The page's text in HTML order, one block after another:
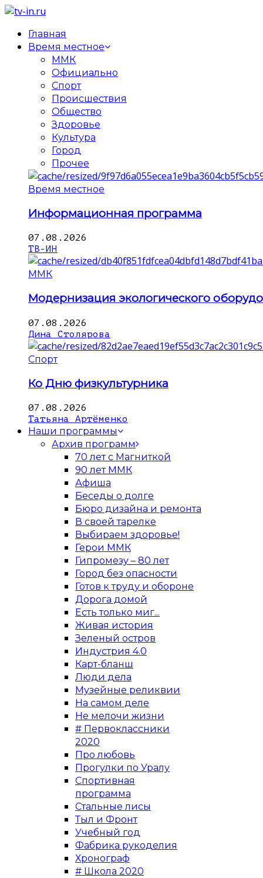
Главная
Время местное
ММК
Официально
Спорт
Происшествия
Общество
Здоровье
Культура
Город
Прочее
Время местное
Информационная программа
07.08.2026
ТВ-ИН
ММК
Модернизация экологического
07.08.2026
Дина Столярова
Спорт
Ко Дню физкультурника
07.08.2026
Татьяна Артёменко
Наши программы
Архив программ
70 лет с Магниткой
90 лет ММК
Афиша
Беседы о долге
Бюро дизайна и ремонта
В своей тарелке
Выбираем здоровье!
Герои ММК
Гипромезу – 80 лет
Город без опасности
Готов к труду и обороне
Дорога домой
Есть только миг...
Живая история
Зеленый остров
Индустрия 4.0
Карт-бланш
Люди дела
Музейные реликвии
На самом деле
Не мелочи жизни
# Первоклассники
2020
Про любовь
Прогулки по Уралу
Спортивная
программа
Стальные лисы
Тыл и Фронт
Учебный год
Фабрика рукоделия
Хронограф
# Школа 2020